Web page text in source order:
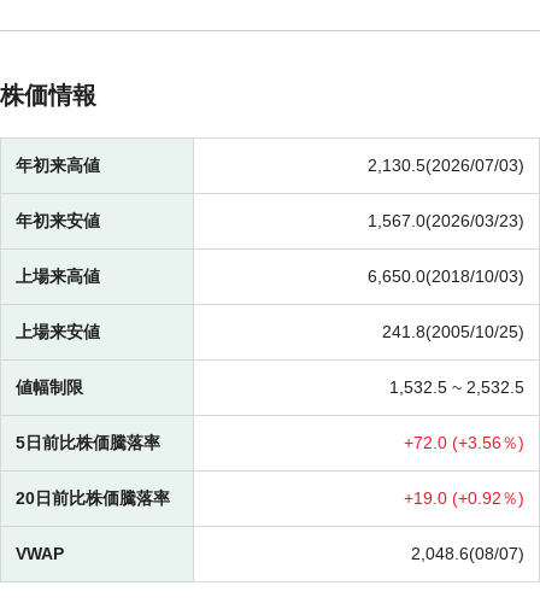
株価情報
年初来高値 2,130.5(2026/07/03)
年初来安値 1,567.0(2026/03/23)
上場来高値 6,650.0(2018/10/03)
上場来安値 241.8(2005/10/25)
値幅制限 1,532.5 ~ 2,532.5
5日前比株価騰落率 +72.0 (+3.56％)
20日前比株価騰落率 +19.0 (+0.92％)
VWAP 2,048.6(08/07)